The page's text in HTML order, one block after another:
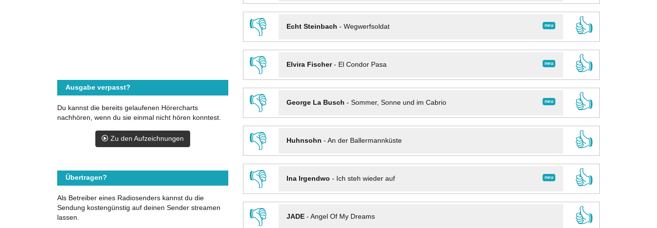
👎
neu
Echt Steinbach - Wegwerfsoldat
👍
👎
neu
Elvira Fischer- El Condor Pasa
👍
👎
neu
George La Busch - Sommer, Sonne und im Cabrio
👍
👎
Huhnsohn - An der Ballermannküste
👍
👎
neu
Ina Irgendwo - Ich steh wieder auf
👍
👎
JADE- Angel Of My Dreams
👍
Ausgabe verpasst?
Du kannst die bereits gelaufenen Hörercharts
nachhören, wenn du sie einmal nicht hören konntest.
Zu den Aufzeichnungen
Übertragen?
Als Betreiber eines Radiosenders kannst du die
Sendung kostengünstig auf deinen Sender streamen
lassen.